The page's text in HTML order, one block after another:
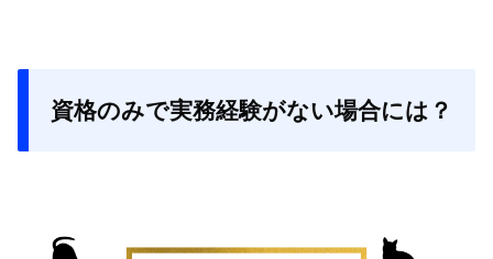
資格のみで実務経験がない場合には？